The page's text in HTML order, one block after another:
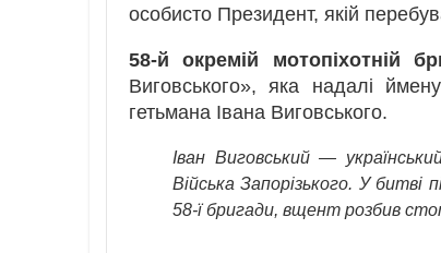
особисто Президент, якій
58-й окремій мотопіхотній
Виговського», яка надалі
гетьмана Івана Виговського.
Іван Виговський —
Війська Запорізького. У битві
58-ї бригади, вщент розбив